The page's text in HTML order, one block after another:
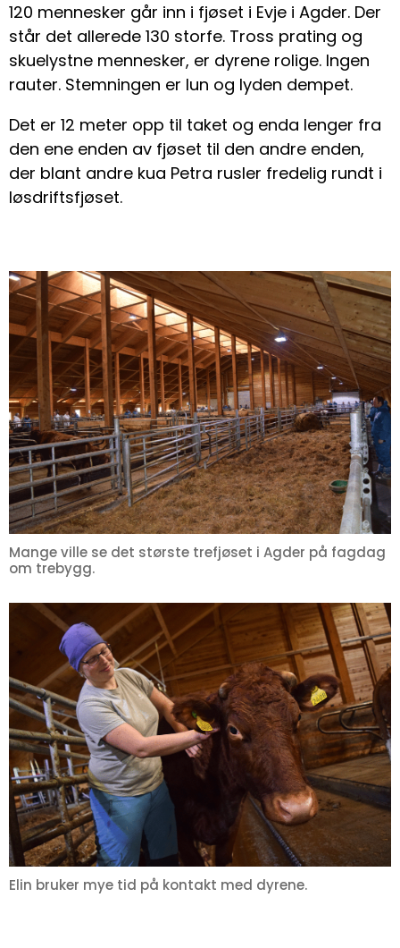
120 mennesker går inn i fjøset i Evje i Agder. Der
står det allerede 130 storfe. Tross prating og
skuelystne mennesker, er dyrene rolige. Ingen
rauter. Stemningen er lun og lyden dempet.
Det er 12 meter opp til taket og enda lenger fra
den ene enden av fjøset til den andre enden,
der blant andre kua Petra rusler fredelig rundt i
løsdriftsfjøset.
Mange ville se det største trefjøset i Agder på fagdag
om trebygg.
Elin bruker mye tid på kontakt med dyrene.